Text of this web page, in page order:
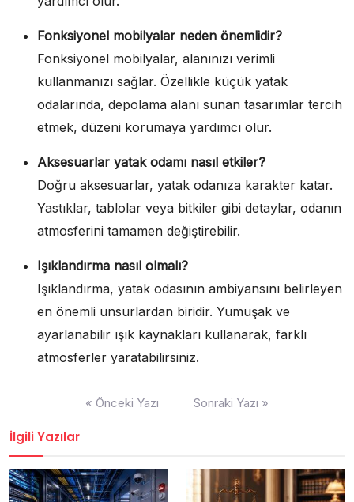
Fonksiyonel mobilyalar neden önemlidir?
Fonksiyonel mobilyalar, alanınızı verimli
kullanmanızı sağlar. Özellikle küçük yatak
odalarında, depolama alanı sunan tasarımlar tercih
etmek, düzeni korumaya yardımcı olur.
Aksesuarlar yatak odamı nasıl etkiler?
Doğru aksesuarlar, yatak odanıza karakter katar.
Yastıklar, tablolar veya bitkiler gibi detaylar, odanın
atmosferini tamamen değiştirebilir.
Işıklandırma nasıl olmalı?
Işıklandırma, yatak odasının ambiyansını belirleyen
en önemli unsurlardan biridir. Yumuşak ve
ayarlanabilir ışık kaynakları kullanarak, farklı
atmosferler yaratabilirsiniz.
« Önceki Yazı Sonraki Yazı »
İlgili Yazılar